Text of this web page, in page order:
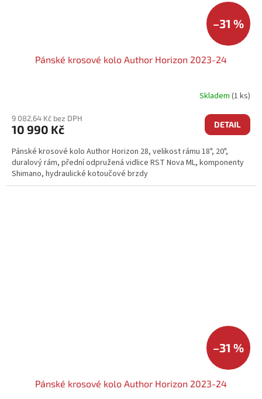
–31 %
Pánské krosové kolo Author Horizon 2023-24
Skladem (1 ks)
9 082,64 Kč bez DPH
10 990 Kč DETAIL
Pánské krosové kolo Author Horizon 28, velikost rámu 18", 20",
duralový rám, přední odpružená vidlice RST Nova ML, komponenty
Shimano, hydraulické kotoučové brzdy
–31 %
Pánské krosové kolo Author Horizon 2023-24